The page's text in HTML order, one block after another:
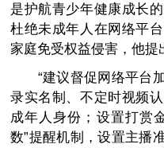
是护航青少年健康成长
杜绝未成年人在网络平
家庭免受权益侵害，他提
“建议督促网络平台加
录实名制、不定时视频
成年人身份；设置打赏
数”提醒机制，设置主播